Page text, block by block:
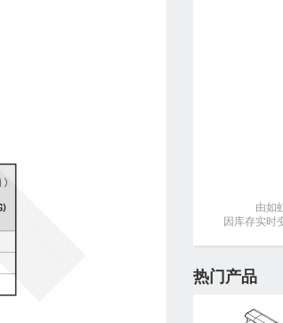
由如
因库存实时
热门产品